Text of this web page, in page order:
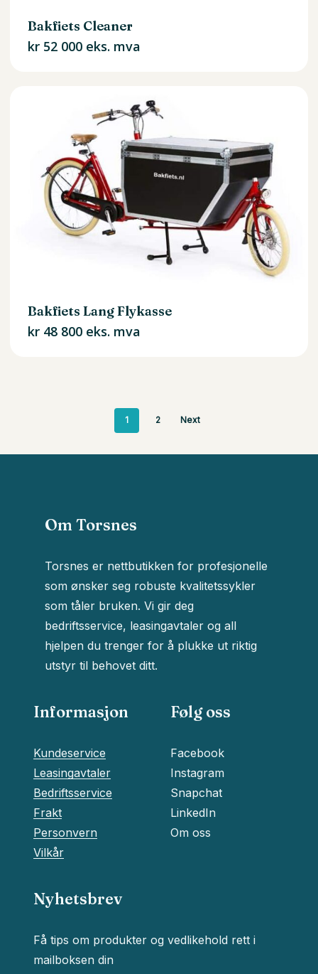
Delsum:
Bakfiets Cleaner
kr52 000 eks. mva
Bakfiets Lang Flykasse
kr48 800 eks. mva
1 2 Next
Om Torsnes
Torsnes er nettbutikken for profesjonelle
som ønsker seg robuste kvalitetssykler
som tåler bruken. Vi gir deg
bedriftsservice, leasingavtaler og all
hjelpen du trenger for å plukke ut riktig
utstyr til behovet ditt.
Informasjon
Kundeservice
Leasingavtaler
Bedriftsservice
Frakt
Personvern
Vilkår
Følg oss
Facebook
Instagram
Snapchat
LinkedIn
Om oss
Nyhetsbrev
Få tips om produkter og vedlikehold rett i
mailboksen din